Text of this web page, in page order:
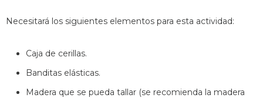
Necesitará los siguientes elementos para esta actividad:
Caja de cerillas.
Banditas elásticas.
Madera que se pueda tallar (se recomienda la madera